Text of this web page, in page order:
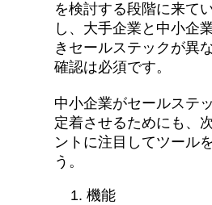
を検討する段階に来て
し、大手企業と中小企
きセールステックが異
確認は必須です。
中小企業がセールステ
定着させるためにも、
ントに注目してツール
う。
機能